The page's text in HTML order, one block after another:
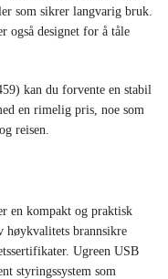
som sikrer langvarig bruk.
også designet for å tåle
kan du forvente en stabil
en rimelig pris, noe som
reisen.
en kompakt og praktisk
høykvalitets brannsikre
Ugreen USB
styringssystem som